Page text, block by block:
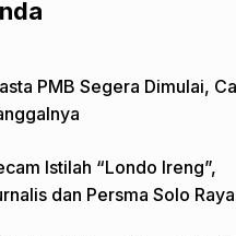
PMB Segera Dimulai,
Istilah “Londo Ireng”,
dan Persma Solo Raya